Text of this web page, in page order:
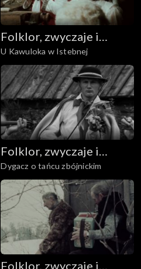
Folklor, zwyczaje i
sztuka ludowa
U Kawuloka w Istebnej
Folklor, zwyczaje i
sztuka ludowa
Dygacz o tańcu zbójnickim
Folklor, zwyczaje i